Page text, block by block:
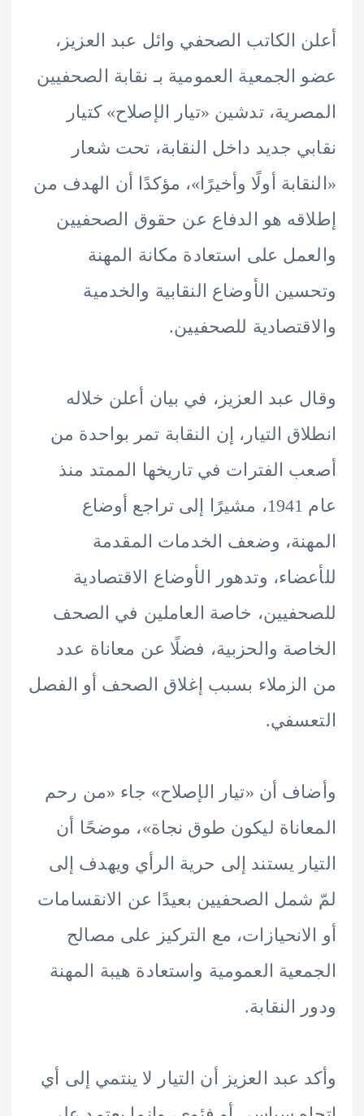
الكاتب الصحفي وائل عبد العزيز،
العمومية بـ نقابة الصحفيين
تدشين «تيار الإصلاح» كتيار
جديد داخل النقابة، تحت شعار
أولًا وأخيرًا»، مؤكدًا أن الهدف من
هو الدفاع عن حقوق الصحفيين
على استعادة مكانة المهنة
الأوضاع النقابية والخدمية
للصحفيين.
عبد العزيز، في بيان أعلن خلاله
التيار، إن النقابة تمر بواحدة من
الفترات في تاريخها الممتد منذ
عام 1941، مشيرًا إلى تراجع أوضاع
وضعف الخدمات المقدمة
وتدهور الأوضاع الاقتصادية
خاصة العاملين في الصحف
والحزبية، فضلًا عن معاناة عدد
بسبب إغلاق الصحف أو الفصل
أن «تيار الإصلاح» جاء «من رحم
ليكون طوق نجاة»، موضحًا أن
يستند إلى حرية الرأي ويهدف إلى
الصحفيين بعيدًا عن الانقسامات
مع التركيز على مصالح
العمومية واستعادة هيبة المهنة
النقابة.
عبد العزيز أن التيار لا ينتمي إلى أي